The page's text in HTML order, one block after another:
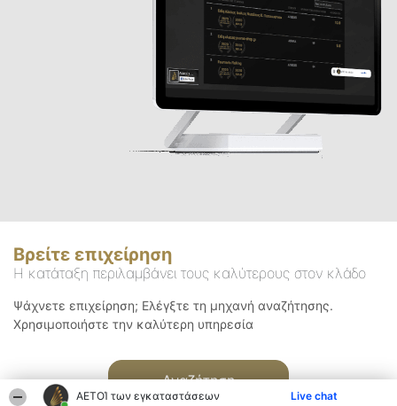
ΑΕΤΟΊ των εγκαταστάσεων Live chat
Βρείτε επιχείρηση
Η κατάταξη περιλαμβάνει τους καλύτερους στον κλάδο
Ψάχνετε επιχείρηση; Ελέγξτε τη μηχανή αναζήτησης.
Χρησιμοποιήστε την καλύτερη υπηρεσία
Αναζήτηση